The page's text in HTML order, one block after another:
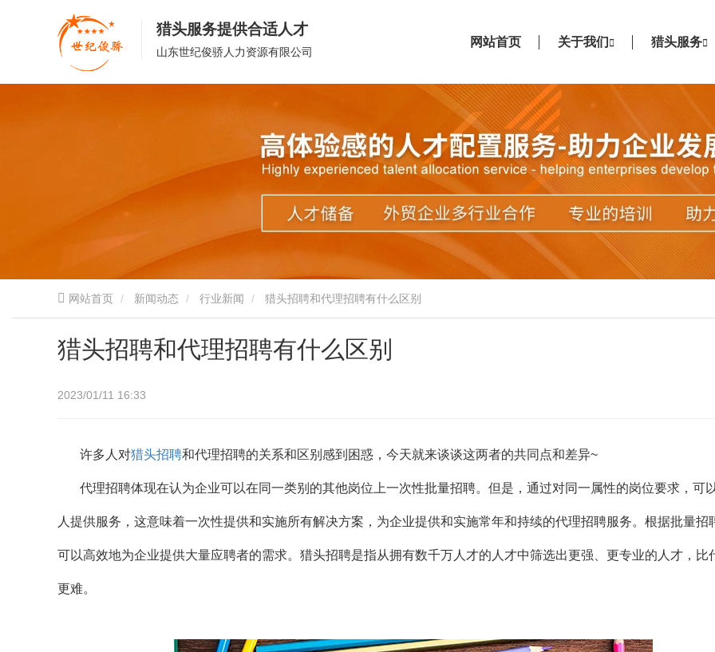
猎头服务提供合适人才
山东世纪俊骄人力资源有限公司
网站首页 关于我们 猎头服务
网站首页 新闻动态 行业新闻 猎头招聘和代理招聘有什么区别
猎头招聘和代理招聘有什么区别
2023/01/11 16:33
许多人对猎头招聘和代理招聘的关系和区别感到困惑，今天就来谈谈这两者的共同点和差异~
代理招聘体现在认为企业可以在同一类别的其他岗位上一次性批量招聘。但是，通过对同一属性的岗位要求，可
人提供服务，这意味着一次性提供和实施所有解决方案，为企业提供和实施常年和持续的代理招聘服务。根据批量招
可以高效地为企业提供大量应聘者的需求。猎头招聘是指从拥有数千万人才的人才中筛选出更强、更专业的人才，比
更难。